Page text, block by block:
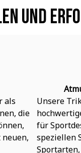
und
als
die
Unsere
für
speziellen